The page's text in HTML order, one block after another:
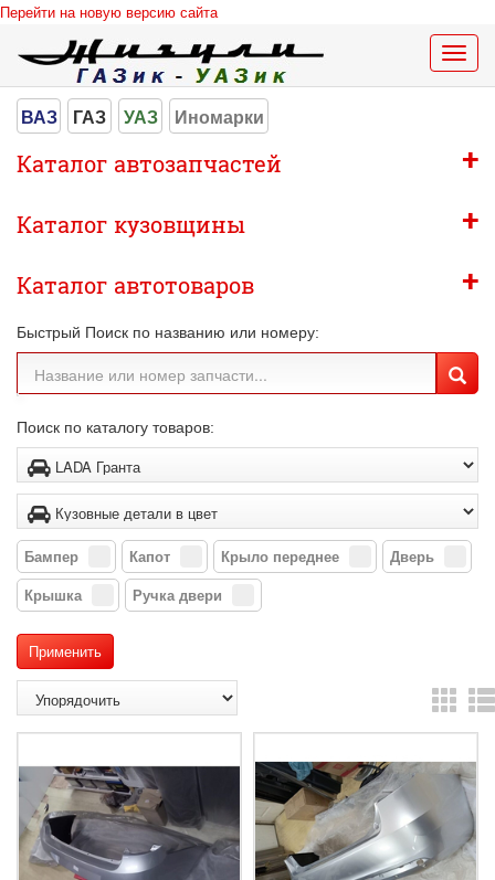
Перейти на новую версию сайта
Меню
ВАЗ ГАЗ УАЗ Иномарки
Каталог автозапчастей +
Каталог кузовщины +
Каталог автотоваров +
Быстрый Поиск по названию или номеру:
Поиск по каталогу товаров:
Бампер Капот Крыло переднее
Дверь
Крышка
Ручка двери